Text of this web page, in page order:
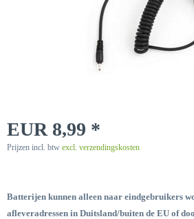
EUR 8,99 *
Prijzen incl. btw excl. verzendingskosten
Batterijen kunnen alleen naar eindgebruikers
afleveradressen in Duitsland/buiten de EU of